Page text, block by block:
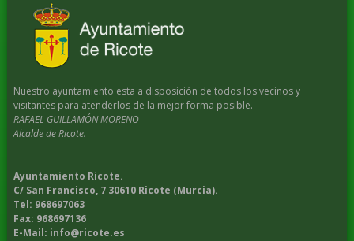
Nuestro ayuntamiento esta a disposición de todos los vecinos y
visitantes para atenderlos de la mejor forma posible.
RAFAEL GUILLAMÓN MORENO
Alcalde de Ricote.
Ayuntamiento Ricote.
C/ San Francisco, 7 30610 Ricote (Murcia).
Tel: 968697063
Fax: 968697136
E-Mail: info@ricote.es